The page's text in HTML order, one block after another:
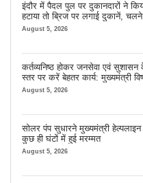
इंदौर में पैदल पुल पर दुकानदारों ने
हटाया तो ब्रिज पर लगाई दुकानें,
मिल रही
August 5, 2026
कर्तव्यनिष्ठ होकर जनसेवा एवं सुशासन
स्तर पर करें बेहतर कार्य: मुख्यमंत्री
August 5, 2026
सोलर पंप सुधारने मुख्यमंत्री
कुछ ही घंटों में हुई मरम्मत
August 5, 2026